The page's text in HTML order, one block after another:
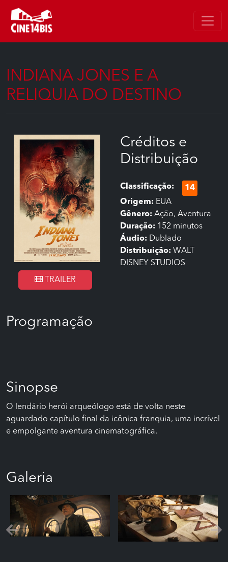
INDIANA JONES E A
RELIQUIA DO DESTINO
TRAILER
Créditos e
Distribuição
Classificação:
14
Origem: EUA
Gênero: Ação, Aventura
Duração: 152 minutos
Áudio: Dublado
Distribuição: WALT
DISNEY STUDIOS
Programação
Sinopse
O lendário herói arqueólogo está de volta neste
aguardado capítulo final da icônica franquia, uma incrível
e empolgante aventura cinematográfica.
Galeria